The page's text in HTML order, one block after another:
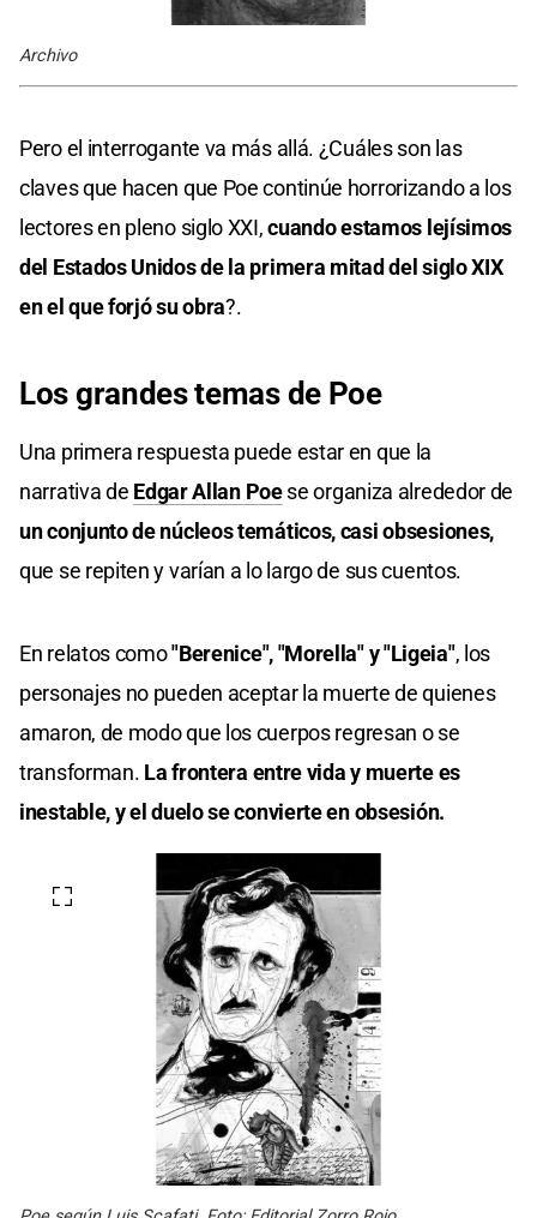
Archivo
Pero el interrogante va más allá. ¿Cuáles son las
claves que hacen que Poe continúe horrorizando a los
lectores en pleno siglo XXI,cuando estamos lejísimos
del Estados Unidos de la primera mitad del siglo XIX
en el que forjó su obra?.
Los grandes temas de Poe
Una primera respuesta puede estar en que la
narrativa de Edgar Allan Poese organiza alrededor de
un conjunto de núcleos temáticos, casi obsesiones,
que se repiten y varían a lo largo de sus cuentos.
En relatos como"Berenice", "Morella" y "Ligeia", los
personajes no pueden aceptar la muerte de quienes
amaron, de modo que los cuerpos regresan o se
transforman. La frontera entre vida y muerte es
inestable, y el duelo se convierte en obsesión.